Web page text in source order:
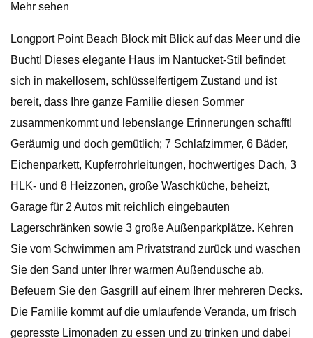
Mehr sehen
Longport Point Beach Block mit Blick auf das Meer und die
Bucht! Dieses elegante Haus im Nantucket-Stil befindet
sich in makellosem, schlüsselfertigem Zustand und ist
bereit, dass Ihre ganze Familie diesen Sommer
zusammenkommt und lebenslange Erinnerungen schafft!
Geräumig und doch gemütlich; 7 Schlafzimmer, 6 Bäder,
Eichenparkett, Kupferrohrleitungen, hochwertiges Dach, 3
HLK- und 8 Heizzonen, große Waschküche, beheizt,
Garage für 2 Autos mit reichlich eingebauten
Lagerschränken sowie 3 große Außenparkplätze. Kehren
Sie vom Schwimmen am Privatstrand zurück und waschen
Sie den Sand unter Ihrer warmen Außendusche ab.
Befeuern Sie den Gasgrill auf einem Ihrer mehreren Decks.
Die Familie kommt auf die umlaufende Veranda, um frisch
gepresste Limonaden zu essen und zu trinken und dabei